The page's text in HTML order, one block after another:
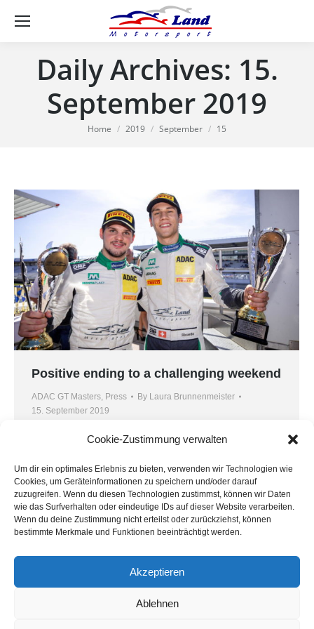
Cookie-Zustimmung verwalten
Um dir ein optimales Erlebnis zu bieten, verwenden wir Technologien wie
Cookies, um Geräteinformationen zu speichern und/oder darauf
zuzugreifen. Wenn du diesen Technologien zustimmst, können wir Daten
wie das Surfverhalten oder eindeutige IDs auf dieser Website verarbeiten.
Wenn du deine Zustimmung nicht erteilst oder zurückziehst, können
bestimmte Merkmale und Funktionen beeinträchtigt werden.
Akzeptieren
Ablehnen
Daily Archives: 15.
September 2019
You are here:
Home 2019 September 15
Positive ending to a challenging weekend
ADAC GT Masters, Press By Laura Brunnenmeister
15. September 2019
Two races with two nerve-wracking first laps:
at the Hockenheimring made for an emotional
weekend. Dries Vanthoor and Ricardo Feller
finished second on Sunday and celebrated their
third podium of the season. This also meant
foundations for success…